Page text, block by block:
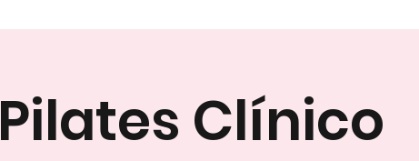
Pilates Clínico